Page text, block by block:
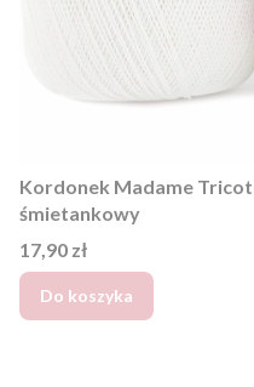
Kordonek Madame
śmietankowy
Cena
17,90 zł
Do koszyka